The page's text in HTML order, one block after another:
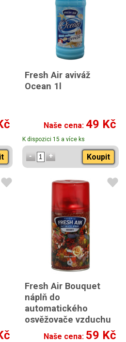
Fresh Air aviváž
Ocean 1l
Naše cena: 49 Kč
K dispozici 15 a více ks
Koupit
Fresh Air Bouquet
náplň do
automatického
osvěžovače vzduchu
260 ml
Naše cena: 59 Kč